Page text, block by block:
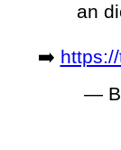
an
➡️
—